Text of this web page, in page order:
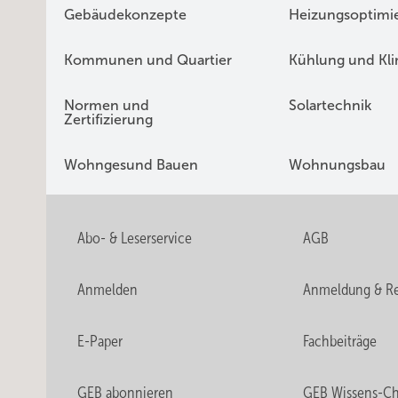
Gebäudekonzepte
Kommunen und Quartier Kühlung und
Normen und
Zertifizierung
Solartechnik
Wohngesund Bauen Wohnungsbau
Abo- & Leserservice AGB
Anmelden Anmeldung &
E-Paper Fachbeiträge
GEB abonnieren GEB Wissens-